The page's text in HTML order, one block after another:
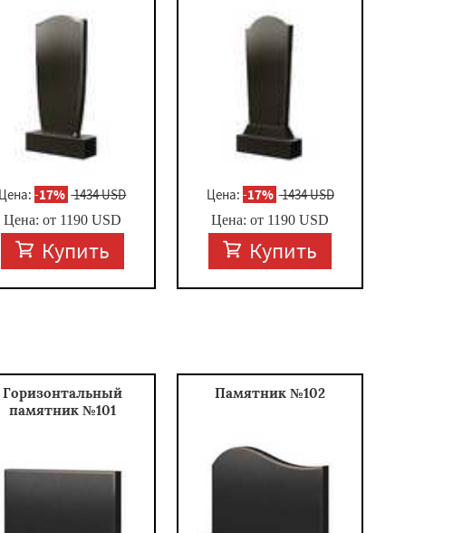
Цена:-17% 1434 USD
Цена: от 1190USD
Купить
Цена: -17% 1434 USD
Цена: от 1190 USD
Купить
Горизонтальный
памятник №101
Памятник №102